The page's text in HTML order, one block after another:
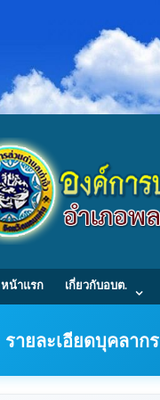
หน้าแรก เกี่ยวกับอบต.
รายละเอียดบุคลากร